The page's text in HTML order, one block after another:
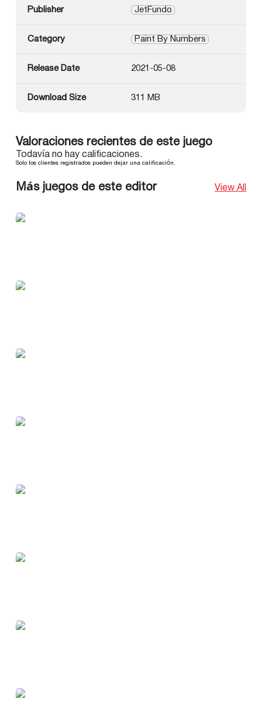
Publisher JetFundo
Category Paint By Numbers
Release Date 2021-05-08
Download Size 311 MB
Valoraciones recientes de este juego
Todavía no hay calificaciones.
Solo los clientes registrados pueden dejar una calificación.
Más juegos de este editor View All